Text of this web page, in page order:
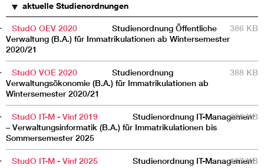
aktuelle Studienordnungen
StudO OEV 2020
Studienordnung Öffentliche
Verwaltung (B.A.) für Immatrikulationen ab Wintersemester
2020/21
386 KB
StudO VOE 2020
Studienordnung
Verwaltungsökonomie (B.A.) für Immatrikulationen ab
Wintersemester 2020/21
388 KB
StudO IT-M - Vinf 2019
Studienordnung IT-Management
– Verwaltungsinformatik (B.A.) für Immatrikulationen bis
Sommersemester 2025
626 KB
StudO IT-M - Vinf 2025
Studienordnung IT-Management
157 KB